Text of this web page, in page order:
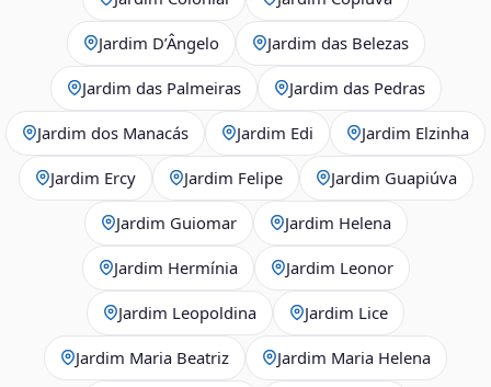
Jardim D’Ângelo Jardim das Belezas
Jardim das Palmeiras Jardim das Pedras
Jardim dos Manacás Jardim Edi Jardim Elzinha
Jardim Ercy Jardim Felipe Jardim Guapiúva
Jardim Guiomar Jardim Helena
Jardim Hermínia Jardim Leonor
Jardim Leopoldina Jardim Lice
Jardim Maria Beatriz Jardim Maria Helena